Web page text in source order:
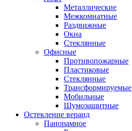
Металлические
Межкомнатные
Раздвижные
Окна
Стеклянные
Офисные
Противопожарные
Пластиковые
Стеклянные
Трансформируемые
Мобильные
Шумозащитные
Остекление веранд
Панорамное